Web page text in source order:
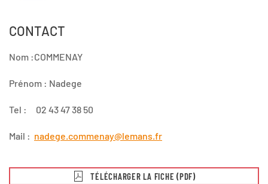
CONTACT
Nom :COMMENAY
Prénom : Nadege
Tel : 02 43 47 38 50
Mail : nadege.commenay@lemans.fr
TÉLÉCHARGER LA FICHE (PDF)